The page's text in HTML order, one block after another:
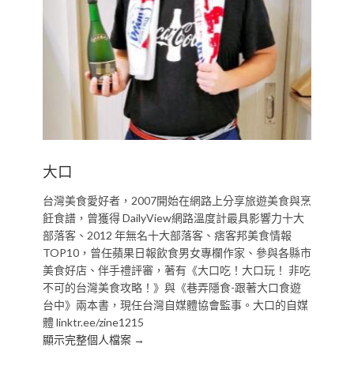
大口
台灣美食愛好者，2007開始在網路上分享旅遊美食與烹
飪食譜，曾獲得 DailyView網路溫度計最具影響力十大
部落客、2012 年無名十大部落客、痞客邦美食情報
TOP10，曾任蘋果日報飲食男女專欄作家、參與各縣市
美食好店、伴手禮評審，著有《大口吃！大口玩！ 非吃
不可的台灣美食攻略！》與《巷弄隱食-跟著大口食遊
台中》兩本書，現任台灣自媒體協會監事。大口的自媒
體 linktr.ee/zine1215
顯示完整個人檔案 →